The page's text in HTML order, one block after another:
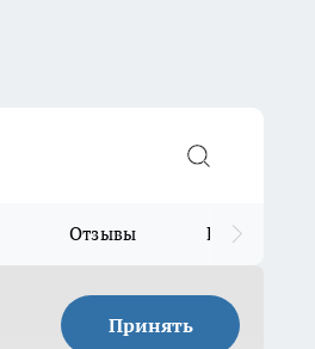
Отзывы Прайс для
Принять